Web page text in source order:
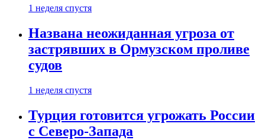
1 неделя спустя
Названа неожиданная угроза от
застрявших в Ормузском проливе
судов
1 неделя спустя
Турция готовится угрожать России
с Северо-Запада